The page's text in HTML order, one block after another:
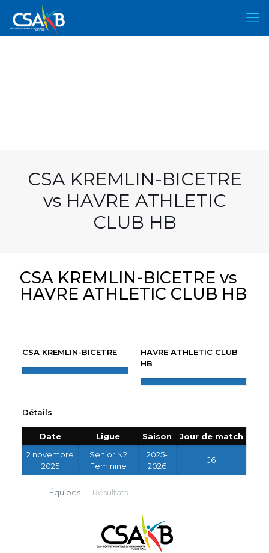
CSA KREMLIN-BICETRE
vs HAVRE ATHLETIC
CLUB HB
CSA KREMLIN-BICETRE vs
HAVRE ATHLETIC CLUB HB
CSA KREMLIN-BICETRE
HAVRE ATHLETIC CLUB
HB
Détails
Date Ligue Saison
Jour de match
2 novembre
2025
Senior N2
Feminine
2025-
2026
J6
Équipes Résultats